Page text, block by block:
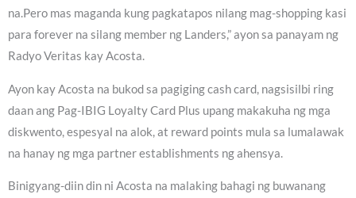
na.Pero mas maganda kung pagkatapos nilang mag-shopping kasi
para forever na silang member ng Landers,” ayon sa panayam ng
Radyo Veritas kay Acosta.
Ayon kay Acosta na bukod sa pagiging cash card, nagsisilbi ring
daan ang Pag-IBIG Loyalty Card Plus upang makakuha ng mga
diskwento, espesyal na alok, at reward points mula sa lumalawak
na hanay ng mga partner establishments ng ahensya.
Binigyang-diin din ni Acosta na malaking bahagi ng buwanang